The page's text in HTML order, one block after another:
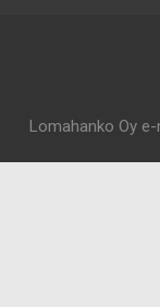
Lomahanko Oy